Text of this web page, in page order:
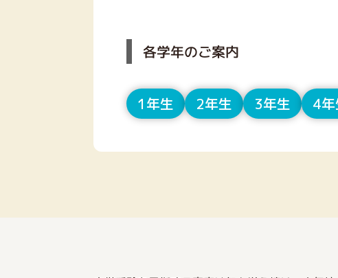
各学年のご案内
1年生 2年生 3年生 4